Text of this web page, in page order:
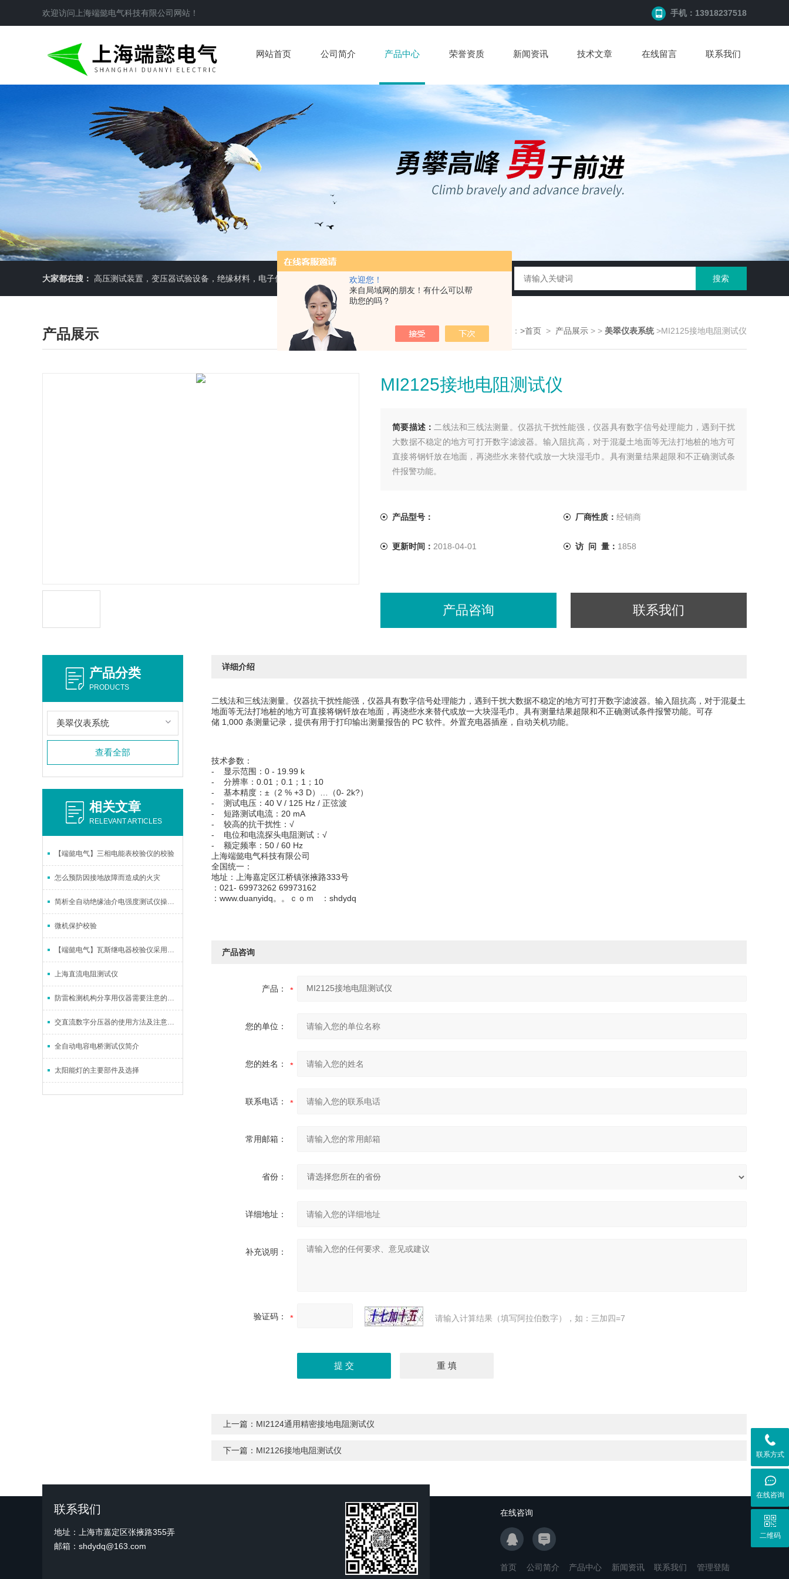
欢迎您！
来自局域网的朋友！有什么可以帮
助您的吗？
欢迎访问 上海端懿电气科技有限公司 网站！ 手机：13918237518
网站首页 公司简介 产品中心 荣誉资质 新闻资讯 技术文章 在线留言 联系我们
大家都在搜： 高压测试装置，变压器试验设备，绝缘材料，电子仪器仪表
产品展示 您现在的位置： >首页 > 产品展示 > > 美翠仪表系统>MI2125接地电阻测试仪
MI2125接地电阻测试仪
简要描述： 二线法和三线法测量。仪器抗干扰性能强，仪器具有数字信号处理能力，遇到干扰
大数据不稳定的地方可打开数字滤波器。输入阻抗高，对于混凝土地面等无法打地桩的地方可
直接将钢钎放在地面，再浇些水来替代或放一大块湿毛巾。具有测量结果超限和不正确测试条
件报警功能。
产品型号： 厂商性质： 经销商
更新时间： 2018-04-01 访 问 量： 1858
产品咨询 联系我们
产品分类
PRODUCTS
美翠仪表系统
查看全部
相关文章
RELEVANT ARTICLES
【端懿电气】三相电能表校验仪的校验
怎么预防因接地故障而造成的火灾
简析全自动绝缘油介电强度测试仪操作方法
微机保护校验
【端懿电气】瓦斯继电器校验仪采用独立气源
上海直流电阻测试仪
防雷检测机构分享用仪器需要注意的方法
交直流数字分压器的使用方法及注意事项
全自动电容电桥测试仪简介
太阳能灯的主要部件及选择
详细介绍
二线法和三线法测量。仪器抗干扰性能强，仪器具有数字信号处理能力，遇到干扰大数据不稳定的地方可打开数字滤波器。输入阻抗高，对于混凝土
地面等无法打地桩的地方可直接将钢钎放在地面，再浇些水来替代或放一大块湿毛巾。具有测量结果超限和不正确测试条件报警功能。可存
储 1,000 条测量记录，提供有用于打印输出测量报告的 PC 软件。外置充电器插座，自动关机功能。
技术参数：
- 显示范围：0 - 19.99 k
- 分辨率：0.01；0.1；1；10
- 基本精度：±（2 % +3 D）…（0- 2k?）
- 测试电压：40 V / 125 Hz / 正弦波
- 短路测试电流：20 mA
- 较高的抗干扰性：√
- 电位和电流探头电阻测试：√
- 额定频率：50 / 60 Hz
上海端懿电气科技有限公司
全国统一：
地址：上海嘉定区江桥镇张掖路333号
：021- 69973262 69973162
：www.duanyidq。。ｃｏｍ ：shdydq
产品咨询
产品：
您的单位：
您的姓名：
联系电话：
常用邮箱：
省份：
详细地址：
补充说明：
验证码： 请输入计算结果（填写阿拉伯数字），如：三加四=7
上一篇： MI2124通用精密接地电阻测试仪
下一篇： MI2126接地电阻测试仪
联系我们
地址：上海市嘉定区张掖路355弄
邮箱：shdydq@163.com
在线咨询
首页 公司简介 产品中心 新闻资讯 联系我们 管理登陆
联系方式
在线咨询
二维码